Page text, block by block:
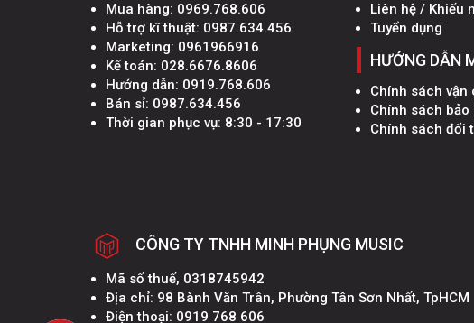
Mua hàng: 0969.768.606
Hỗ trợ kĩ thuật: 0987.634.456
Marketing: 0961966916
Kế toán: 028.6676.8606
Hướng dẫn: 0919.768.606
Bán sỉ: 0987.634.456
Thời gian phục vụ: 8:30 - 17:30
Liên hệ / Khiếu
Tuyển dụng
HƯỚNG DẪN
Chính sách vận
Chính sách bảo
Chính sách đổi
CÔNG TY TNHH MINH PHỤNG MUSIC
Mã số thuế, 0318745942
Địa chỉ: 98 Bành Văn Trân, Phường Tân Sơn Nhất, TpHCM
Điện thoại: 0919 768 606